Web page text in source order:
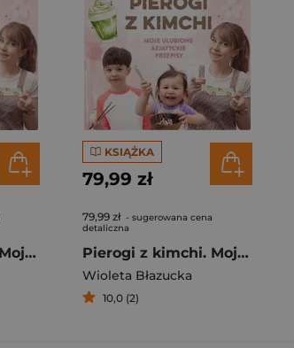
Pierogi z kimchi. Moje ulubione azjatyckie przepisy
KSIĄŻKA
79,99 zł
79,99 zł - sugerowana cena
detaliczna
Pierogi z kimchi. Moje ulubione azjatyckie przepisy - książka z autografem
Wioleta Błazucka
10,0 (2)